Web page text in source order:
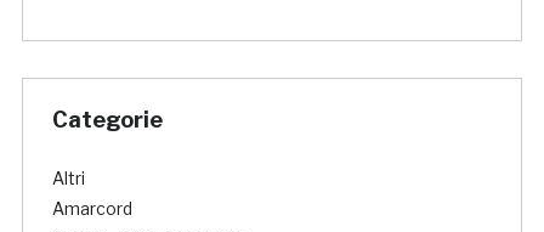
Categorie
Altri
Amarcord